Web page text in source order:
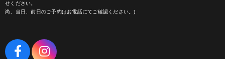
せください。
尚、当日、前日のご予約はお電話にてご確認ください。)